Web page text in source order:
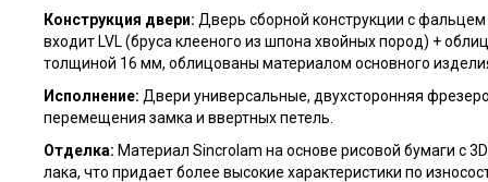
Конструкция двери: Дверь сборной конструкции с
входит LVL (бруса клееного из шпона хвойных пород) +
толщиной 16 мм, облицованы материалом основного
Исполнение: Двери универсальные, двухсторонняя
перемещения замка и ввертных петель.
Отделка: Материал Sincrolam на основе рисовой бумаги с
лака, что придает более высокие характеристики по